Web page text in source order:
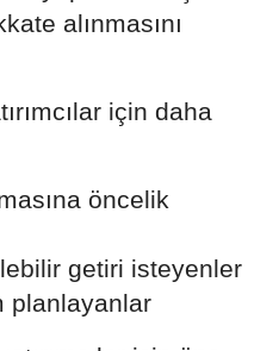
alınmasını
için daha
öncelik
getiri isteyenler
planlayanlar